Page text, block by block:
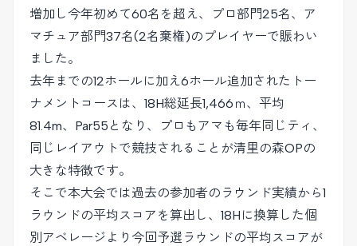
増加し今年初めて60名を超え、プロ部門25名、ア
マチュア部門37名(2名棄権)のプレイヤーで賑わい
ました。
去年までの12ホールに加え6ホール追加されたトー
ナメントコースは、18H総延長1,466ｍ、平均
81.4m、Par55となり、プロもアマも毎年同じティ、
同じレイアウトで競技されることが清里の森OPの
大きな特徴です。
そこで本大会では過去の参加者のラウンド実績から1
ラウンドの平均スコアを算出し、18Hに換算した個
別アベレージより今回予選ラウンドの平均スコアが